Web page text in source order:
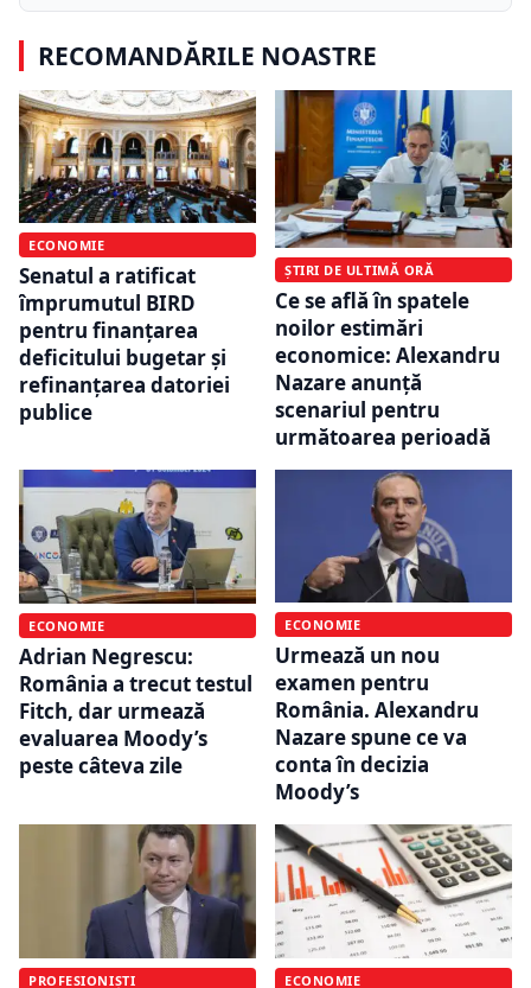
RECOMANDĂRILE NOASTRE
ECONOMIE
Senatul a ratificat
împrumutul BIRD
pentru finanțarea
deficitului bugetar și
refinanțarea datoriei
publice
ȘTIRI DE ULTIMĂ ORĂ
Ce se află în spatele
noilor estimări
economice: Alexandru
Nazare anunță
scenariul pentru
următoarea perioadă
ECONOMIE
Adrian Negrescu:
România a trecut testul
Fitch, dar urmează
evaluarea Moody’s
peste câteva zile
ECONOMIE
Urmează un nou
examen pentru
România. Alexandru
Nazare spune ce va
conta în decizia
Moody’s
PROFESIONIȘTI ECONOMIE